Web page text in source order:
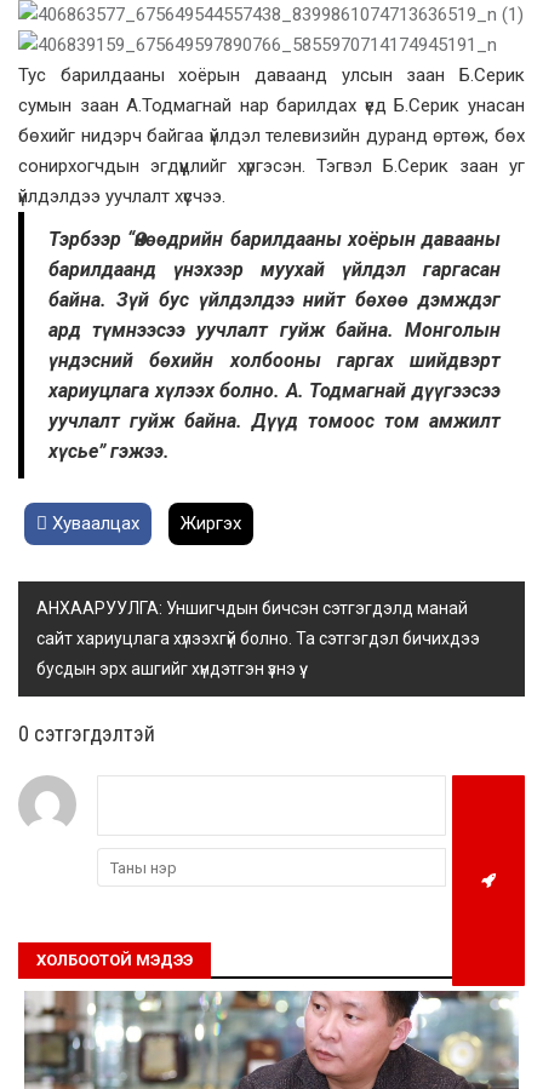
Тус барилдааны хоёрын даваанд улсын заан Б.Серик
сумын заан А.Тодмагнай нар барилдах үед Б.Серик унасан
бөхийг нидэрч байгаа үйлдэл телевизийн дуранд өртөж, бөх
сонирхогчдын эгдүүцлийг хүргэсэн. Тэгвэл Б.Серик заан уг
үйлдэлдээ уучлалт хүсчээ.
Тэрбээр “Өнөөдрийн барилдааны хоёрын давааны
барилдаанд үнэхээр муухай үйлдэл гаргасан
байна. Зүй бус үйлдэлдээ нийт бөхөө дэмждэг
ард түмнээсээ уучлалт гуйж байна. Монголын
үндэсний бөхийн холбооны гаргах шийдвэрт
хариуцлага хүлээх болно.А. Тодмагнай дүүгээсээ
уучлалт гуйж байна. Дүүд томоос том амжилт
хүсье” гэжээ.
Хуваалцах Жиргэх
АНХААРУУЛГА: Уншигчдын бичсэн сэтгэгдэлд манай
сайт хариуцлага хүлээхгүй болно. Та сэтгэгдэл бичихдээ
бусдын эрх ашгийг хүндэтгэн үзнэ үү.
0 cэтгэгдэлтэй
ХОЛБООТОЙ МЭДЭЭ